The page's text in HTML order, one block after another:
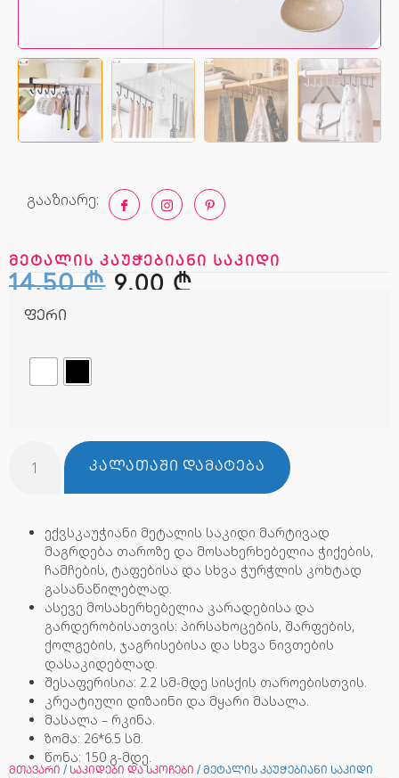
გააზიარე:
მეტალის კაუჭებიანი საკიდი
14,50₾ 9,00 ₾
ფერი
ᲙᲐᲚᲐᲗᲐᲨᲘ ᲓᲐᲛᲐᲢᲔᲑᲐ
ექვსკაუჭიანი მეტალის საკიდი მარტივად
მაგრდება თაროზე და მოსახერხებელია ჭიქების,
ჩამჩების, ტაფებისა და სხვა ჭურჭლის კოხტად
გასანაწილებლად.
ასევე მოსახერხებელია კარადებისა და
გარდერობისათვის: პირსახოცების, შარფების,
ქოლგების, ჯაგრისებისა და სხვა ნივთების
დასაკიდებლად.
შესაფერისია: 2.2 სმ-მდე სისქის თაროებისთვის.
კრეატიული დიზაინი და მყარი მასალა.
მასალა – რკინა.
ზომა: 26*6.5 სმ.
წონა: 150 გ-მდე.
მთავარი / საკიდები და სკოჩები / მეტალის კაუჭებიანი საკიდი